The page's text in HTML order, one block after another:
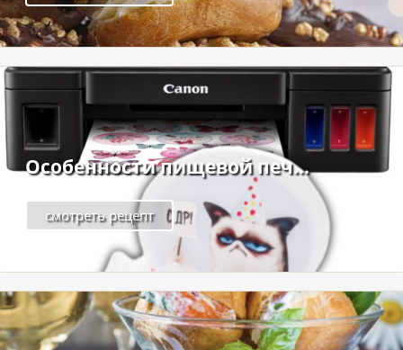
Особенности пищевой печ...
смотреть рецепт